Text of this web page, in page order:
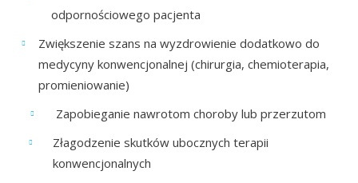
odpornościowego pacjenta
Zwiększenie szans na wyzdrowienie dodatkowo do
medycyny konwencjonalnej (chirurgia, chemioterapia,
promieniowanie)
Zapobieganie nawrotom choroby lub przerzutom
Złagodzenie skutków ubocznych terapii
konwencjonalnych